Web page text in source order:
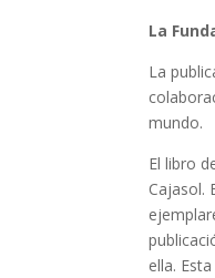
La
La
mundo.
El libro
Cajasol.
ella.